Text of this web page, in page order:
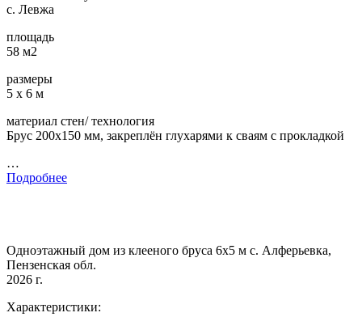
с. Левжа
площадь
58 м2
размеры
5 х 6 м
материал стен/ технология
Брус 200х150 мм, закреплён глухарями к сваям с прокладкой
…
Подробнее
Одноэтажный дом из клееного бруса 6х5 м с. Алферьевка,
Пензенская обл.
2026 г.
Характеристики: